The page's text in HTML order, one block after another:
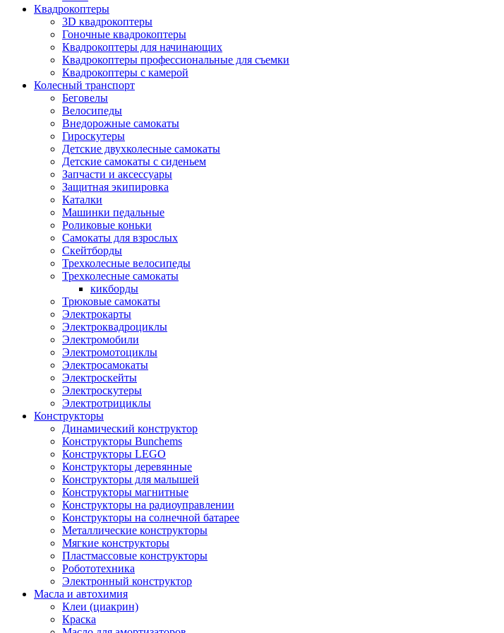
Квадрокоптеры
3D квадрокоптеры
Гоночные квадрокоптеры
Квадрокоптеры для начинающих
Квадрокоптеры профессиональные для съемки
Квадрокоптеры с камерой
Колесный транспорт
Беговелы
Велосипеды
Внедорожные самокаты
Гироскутеры
Детские двухколесные самокаты
Детские самокаты с сиденьем
Запчасти и аксессуары
Защитная экипировка
Каталки
Машинки педальные
Роликовые коньки
Самокаты для взрослых
Скейтборды
Трехколесные велосипеды
Трехколесные самокаты
кикборды
Трюковые самокаты
Электрокарты
Электроквадроциклы
Электромобили
Электромотоциклы
Электросамокаты
Электроскейты
Электроскутеры
Электротрициклы
Конструкторы
Динамический конструктор
Конструкторы Bunchems
Конструкторы LEGO
Конструкторы деревянные
Конструкторы для малышей
Конструкторы магнитные
Конструкторы на радиоуправлении
Конструкторы на солнечной батарее
Металлические конструкторы
Мягкие конструкторы
Пластмассовые конструкторы
Робототехника
Электронный конструктор
Масла и автохимия
Клеи (циакрин)
Краска